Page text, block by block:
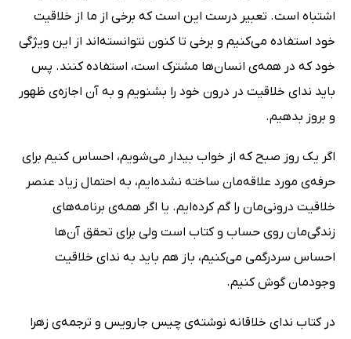
اشتباه است. تعبیر درست این است که برخی از ما از خلاقیت
خود استفاده می‌کنیم و برخی تا کنون نتوانسته‌اند از این ویژگی
خود که در همه‌ی انسان‌ها مشترک است، استفاده کنند. پس
باید ندای خلاقیت در درون خود را بشنویم و به آن اجازه‌ی ظهور
و بروز بدهیم.
اگر یک روز صبح که از خواب بیدار می‌شویم، احساس کنیم برای
حرفه‌ی مورد علاقه‌مان ساخته نشده‌ایم، به احتمال زیاد عنصر
خلاقیت درونی‌مان را گم کرده‌ایم. یا اگر همه‌‌ی برنامه‌های
زندگی‌مان روی حساب و کتاب است ولی برای تحقق آن‌ها
احساس سردرگمی می‌کنیم، باز هم باید به ندای خلاقیت
وجودمان گوش کنیم.
در کتاب ندای خلاقانه نوشته‌ی چیس جارویس و ترجمه‌ی زهرا